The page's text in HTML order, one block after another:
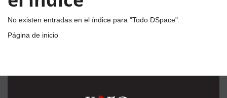
No existen entradas en el índice para "Todo DSpace".
Página de inicio